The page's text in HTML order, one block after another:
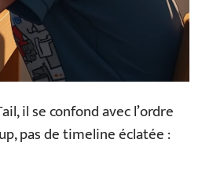
il se confond avec l’ordre
pas de timeline éclatée :